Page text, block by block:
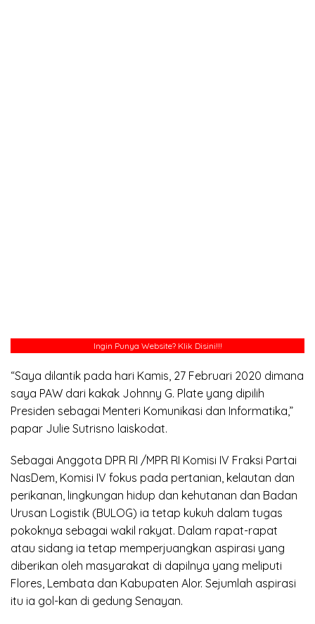
Ingin Punya Website?Klik Disini!!!
“Saya dilantik pada hari Kamis, 27 Februari 2020 dimana
saya PAW dari kakak Johnny G. Plate yang dipilih
Presiden sebagai Menteri Komunikasi dan Informatika,”
papar Julie Sutrisno laiskodat.
Sebagai Anggota DPR RI /MPR RI Komisi IV Fraksi Partai
NasDem, Komisi IV fokus pada pertanian, kelautan dan
perikanan, lingkungan hidup dan kehutanan dan Badan
Urusan Logistik (BULOG) ia tetap kukuh dalam tugas
pokoknya sebagai wakil rakyat. Dalam rapat-rapat
atau sidang ia tetap memperjuangkan aspirasi yang
diberikan oleh masyarakat di dapilnya yang meliputi
Flores, Lembata dan Kabupaten Alor. Sejumlah aspirasi
itu ia gol-kan di gedung Senayan.